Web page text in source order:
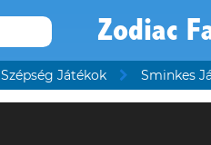
Zodiac
Szépség Játékok Sminkes